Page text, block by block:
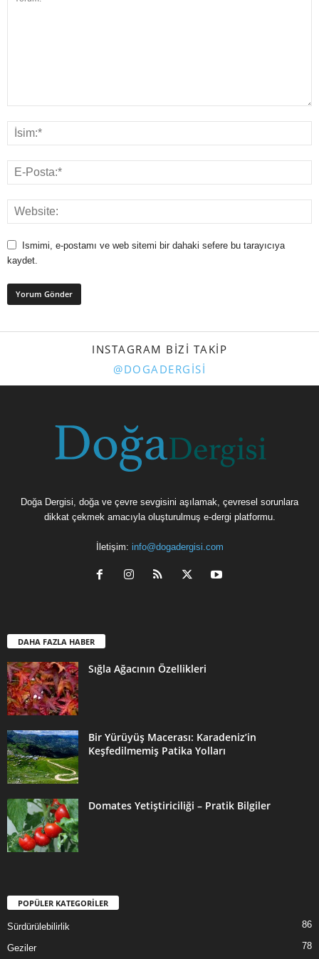
Ismimi, e-postamı ve web sitemi bir dahaki sefere bu tarayıcıya
kaydet.
INSTAGRAM BIZI TAKIP
@DOGADERGISI
Doğa Dergisi, doğa ve çevre sevgisini aşılamak, çevresel sorunlara
dikkat çekmek amacıyla oluşturulmuş e-dergi platformu.
İletişim: info@dogadergisi.com
DAHA FAZLA HABER
Sığla Ağacının Özellikleri
Bir Yürüyüş Macerası: Karadeniz’in
Keşfedilmemiş Patika Yolları
Domates Yetiştiriciliği – Pratik Bilgiler
POPÜLER KATEGORİLER
Sürdürülebilirlik 86
Geziler 78